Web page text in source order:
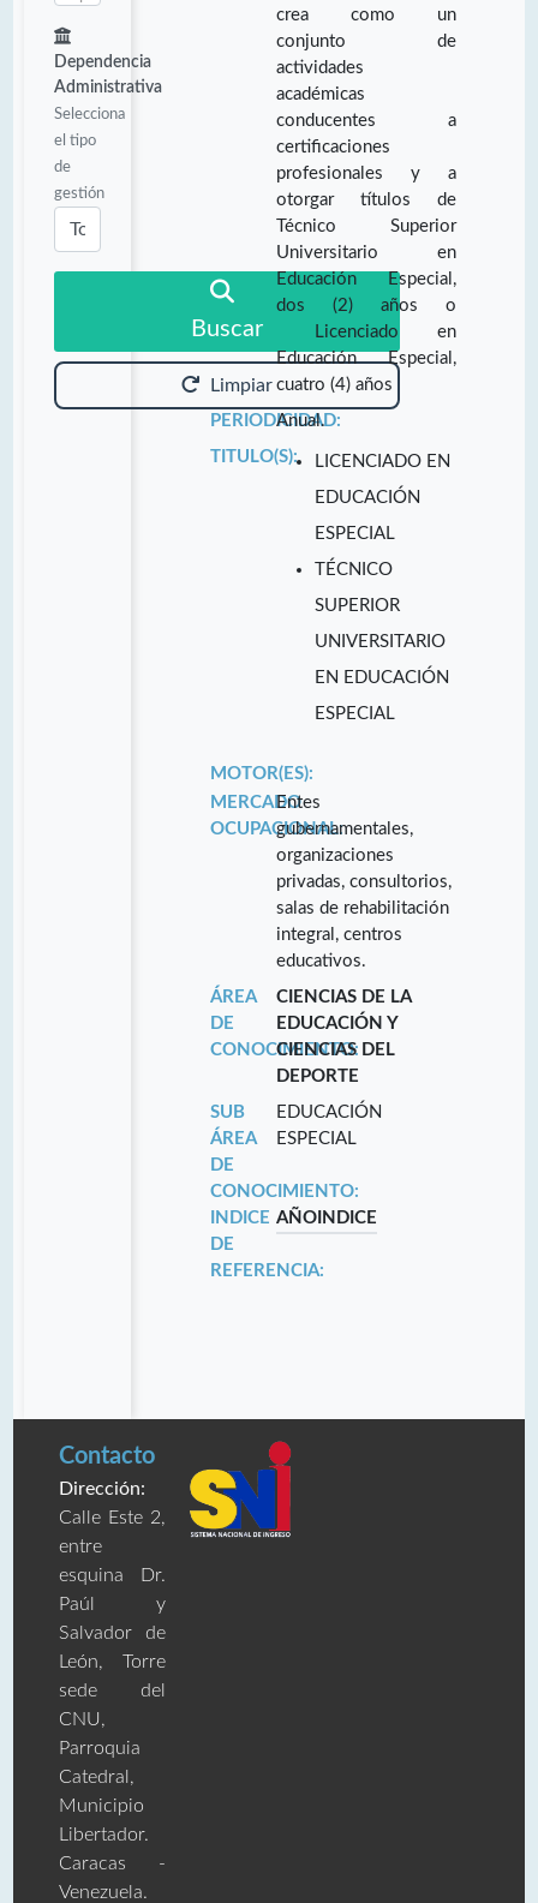
Dependencia
Administrativa
Selecciona
el tipo
de
gestión
Buscar
Limpiar
crea como un
conjunto de
actividades
académicas
conducentes a
certificaciones
profesionales y a
otorgar títulos de
Técnico Superior
Universitario en
Educación Especial,
dos (2) años o
Licenciado en
Educación Especial,
cuatro (4) años
PERIODICIDAD:
Anual.
TITULO(S):
LICENCIADO EN
EDUCACIÓN
ESPECIAL
TÉCNICO
SUPERIOR
UNIVERSITARIO
EN EDUCACIÓN
ESPECIAL
MOTOR(ES):
MERCADO
OCUPACIONAL:
Entes
gubernamentales,
organizaciones
privadas, consultorios,
salas de rehabilitación
integral, centros
educativos.
ÁREA
DE
CONOCIMIENTO:
CIENCIAS DE LA
EDUCACIÓN Y
CIENCIAS DEL
DEPORTE
SUB
ÁREA
DE
CONOCIMIENTO:
EDUCACIÓN
ESPECIAL
INDICE
DE
REFERENCIA:
AÑO INDICE
Contacto
Dirección:
Calle Este 2,
entre
esquina Dr.
Paúl y
Salvador de
León, Torre
sede del
CNU,
Parroquia
Catedral,
Municipio
Libertador.
Caracas -
Venezuela.